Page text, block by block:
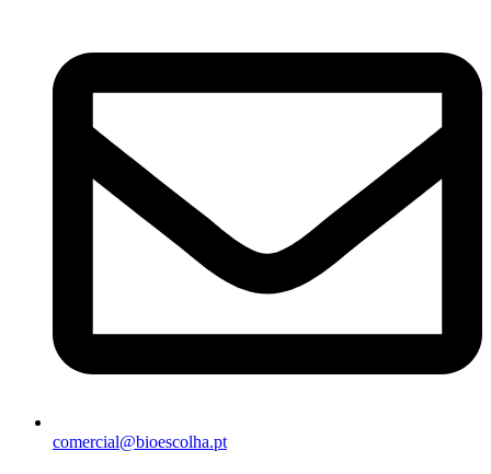
comercial@bioescolha.pt